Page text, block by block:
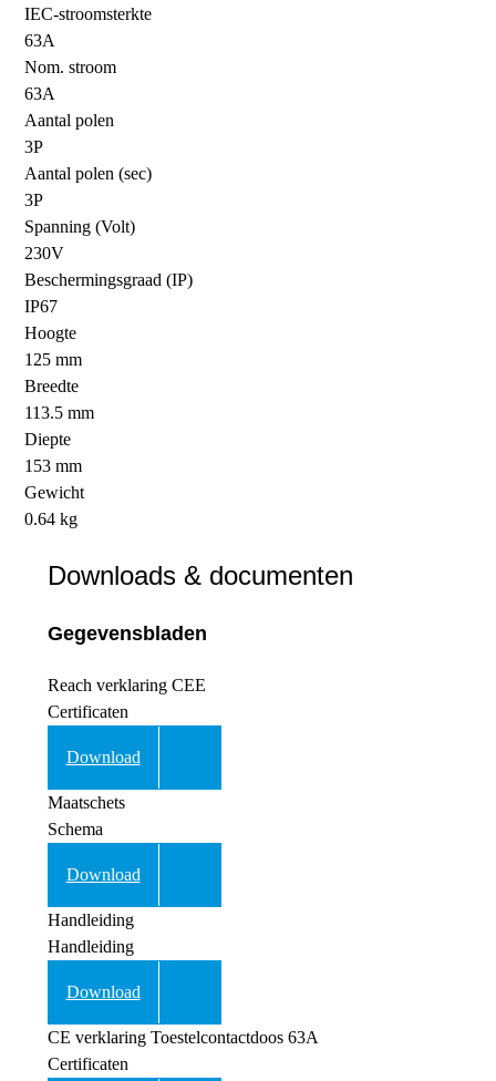
IEC-stroomsterkte
63A
Nom. stroom
63A
Aantal polen
3P
Aantal polen (sec)
3P
Spanning (Volt)
230V
Beschermingsgraad (IP)
IP67
Hoogte
125 mm
Breedte
113.5 mm
Diepte
153 mm
Gewicht
0.64 kg
Downloads & documenten
Gegevensbladen
Reach verklaring CEE
Certificaten
Download
Maatschets
Schema
Download
Handleiding
Handleiding
Download
CE verklaring Toestelcontactdoos 63A
Certificaten